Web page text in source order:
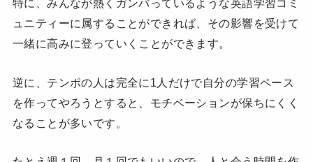
特に、みんなが熱くガンバっているような英語学習コミ
ュニティーに属することができれば、その影響を受けて
一緒に高みに登っていくことができます。
逆に、テンポの人は完全に1人だけで自分の学習ペース
を作ってやろうとすると、モチベーションが保ちにくく
なることが多いです。